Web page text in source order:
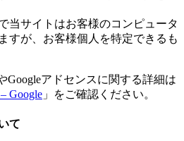
当サイトはお客様のコンピュータ
すが、お客様個人を特定できるも
Googleアドセンスに関する詳細は
Google 」をご確認ください。
て